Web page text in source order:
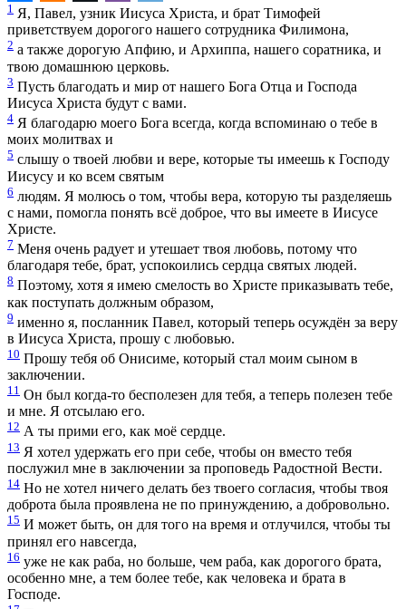
1 Я, Павел, узник Иисуса Христа, и брат Тимофей
приветствуем дорогого нашего сотрудника Филимона,
2 а также дорогую Апфию, и Архиппа, нашего соратника, и
твою домашнюю церковь.
3 Пусть благодать и мир от нашего Бога Отца и Господа
Иисуса Христа будут с вами.
4 Я благодарю моего Бога всегда, когда вспоминаю о тебе в
моих молитвах и
5 слышу о твоей любви и вере, которые ты имеешь к Господу
Иисусу и ко всем святым
6 людям. Я молюсь о том, чтобы вера, которую ты разделяешь
с нами, помогла понять всё доброе, что вы имеете в Иисусе
Христе.
7 Меня очень радует и утешает твоя любовь, потому что
благодаря тебе, брат, успокоились сердца святых людей.
8 Поэтому, хотя я имею смелость во Христе приказывать тебе,
как поступать должным образом,
9 именно я, посланник Павел, который теперь осуждён за веру
в Иисуса Христа, прошу с любовью.
10 Прошу тебя об Онисиме, который стал моим сыном в
заключении.
11 Он был когда-то бесполезен для тебя, а теперь полезен тебе
и мне. Я отсылаю его.
12 А ты прими его, как моё сердце.
13 Я хотел удержать его при себе, чтобы он вместо тебя
послужил мне в заключении за проповедь Радостной Вести.
14 Но не хотел ничего делать без твоего согласия, чтобы твоя
доброта была проявлена не по принуждению, а добровольно.
15 И может быть, он для того на время и отлучился, чтобы ты
принял его навсегда,
16 уже не как раба, но больше, чем раба, как дорогого брата,
особенно мне, а тем более тебе, как человека и брата в
Господе.